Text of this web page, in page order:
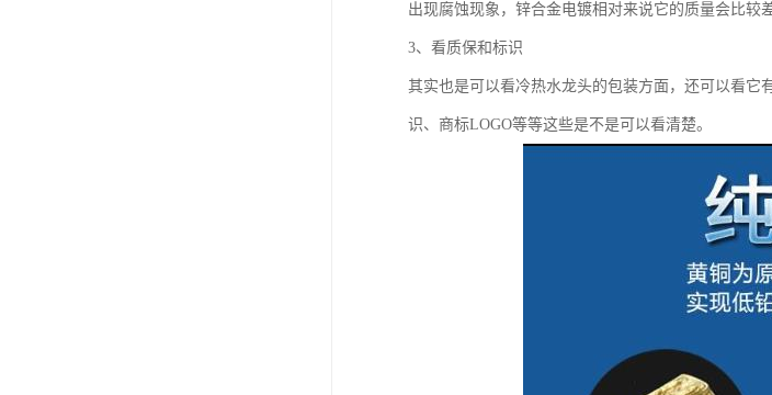
出现腐蚀现象，锌合金电镀相对来说它的质量会比较
3、看质保和标识
其实也是可以看冷热水龙头的包装方面，还可以看
识、商标LOGO等等这些是不是可以看清楚。